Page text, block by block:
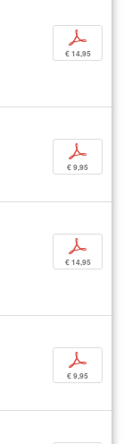
p
€ 14,95
p
€ 9,95
p
€ 14,95
p
€ 9,95